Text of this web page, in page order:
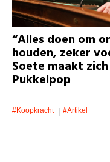
“Alles doen om
houden, zeker
Soete maakt
Pukkelpop
#koopkracht
#artikel